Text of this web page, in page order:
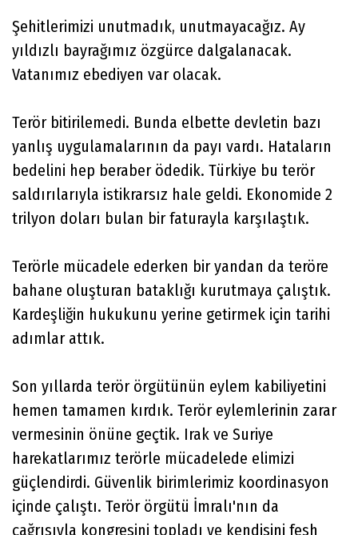
Şehitlerimizi unutmadık, unutmayacağız. Ay
yıldızlı bayrağımız özgürce dalgalanacak.
Vatanımız ebediyen var olacak.
Terör bitirilemedi. Bunda elbette devletin bazı
yanlış uygulamalarının da payı vardı. Hataların
bedelini hep beraber ödedik. Türkiye bu terör
saldırılarıyla istikrarsız hale geldi. Ekonomide 2
trilyon doları bulan bir faturayla karşılaştık.
Terörle mücadele ederken bir yandan da teröre
bahane oluşturan bataklığı kurutmaya çalıştık.
Kardeşliğin hukukunu yerine getirmek için tarihi
adımlar attık.
Son yıllarda terör örgütünün eylem kabiliyetini
hemen tamamen kırdık. Terör eylemlerinin zarar
vermesinin önüne geçtik. Irak ve Suriye
harekatlarımız terörle mücadelede elimizi
güçlendirdi. Güvenlik birimlerimiz koordinasyon
içinde çalıştı. Terör örgütü İmralı'nın da
çağrısıyla kongresini topladı ve kendisini fesh